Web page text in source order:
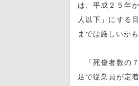
は、平成２５年
人以下」にする
までは厳しいか
「死傷者数の７
足で従業員が定